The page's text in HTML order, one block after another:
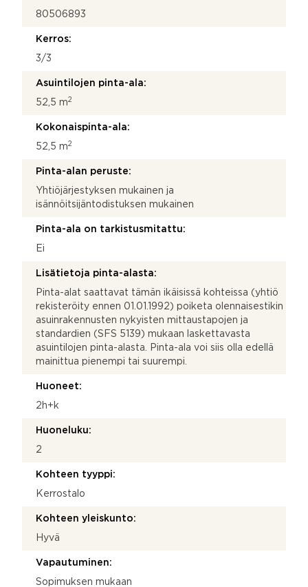
u
m
_
e
d
u
80506893
Kerros:
3/3
Asuintilojen pinta-ala:
52,5 m2
Kokonaispinta-ala:
52,5 m2
Pinta-alan peruste:
Yhtiöjärjestyksen mukainen ja
isännöitsijäntodistuksen mukainen
Pinta-ala on tarkistusmitattu:
Ei
Lisätietoja pinta-alasta:
Pinta-alat saattavat tämän ikäisissä kohteissa (yhtiö
rekisteröity ennen 01.01.1992) poiketa olennaisestikin
asuinrakennusten nykyisten mittaustapojen ja
standardien (SFS 5139) mukaan laskettavasta
asuintilojen pinta-alasta. Pinta-ala voi siis olla edellä
mainittua pienempi tai suurempi.
Huoneet:
2h+k
Huoneluku:
2
Kohteen tyyppi:
Kerrostalo
Kohteen yleiskunto:
Hyvä
Vapautuminen:
Sopimuksen mukaan